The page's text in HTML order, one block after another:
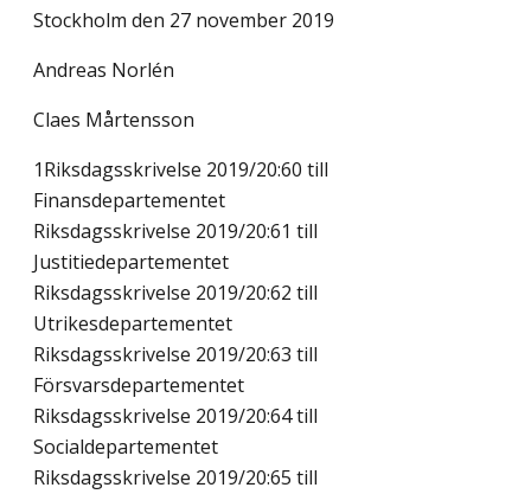
Stockholm den 27 november 2019
Andreas Norlén
Claes Mårtensson
1Riksdagsskrivelse 2019/20:60 till
Finansdepartementet
Riksdagsskrivelse 2019/20:61 till
Justitiedepartementet
Riksdagsskrivelse 2019/20:62 till
Utrikesdepartementet
Riksdagsskrivelse 2019/20:63 till
Försvarsdepartementet
Riksdagsskrivelse 2019/20:64 till
Socialdepartementet
Riksdagsskrivelse 2019/20:65 till